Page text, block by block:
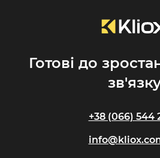
Готові до
+38 (066) 544